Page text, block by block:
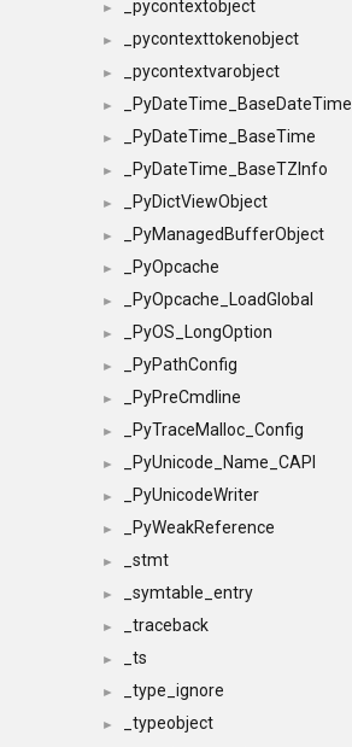
► _pycontextobject
► _pycontexttokenobject
► _pycontextvarobject
► _PyDateTime_BaseDateTime
► _PyDateTime_BaseTime
► _PyDateTime_BaseTZInfo
► _PyDictViewObject
► _PyManagedBufferObject
► _PyOpcache
► _PyOpcache_LoadGlobal
► _PyOS_LongOption
► _PyPathConfig
► _PyPreCmdline
► _PyTraceMalloc_Config
► _PyUnicode_Name_CAPI
► _PyUnicodeWriter
► _PyWeakReference
► _stmt
► _symtable_entry
► _traceback
► _ts
► _type_ignore
► _typeobject